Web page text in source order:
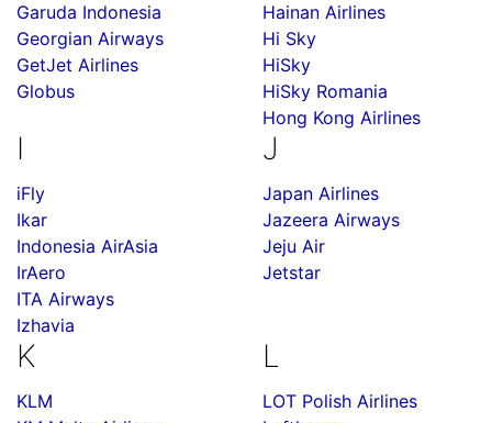
Garuda Indonesia
Georgian Airways
GetJet Airlines
Globus
Hainan Airlines
Hi Sky
HiSky
HiSky Romania
Hong Kong Airlines
I
iFly
Ikar
Indonesia AirAsia
IrAero
ITA Airways
Izhavia
J
Japan Airlines
Jazeera Airways
Jeju Air
Jetstar
K
KLM
L
LOT Polish Airlines